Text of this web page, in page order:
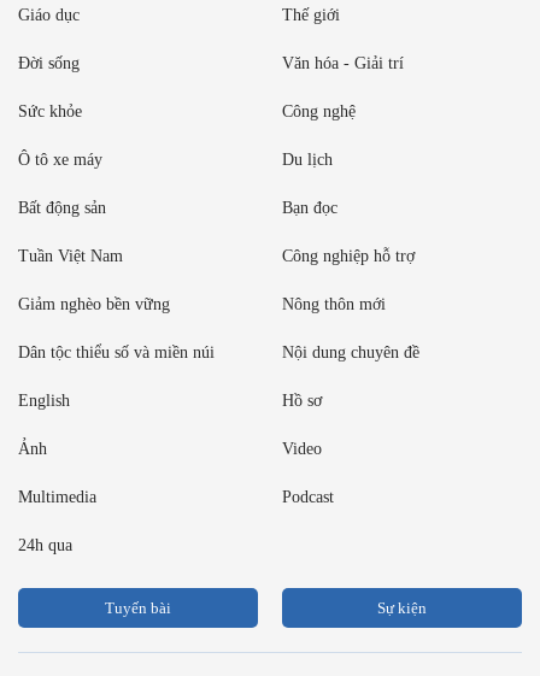
Giáo dục Thế giới
Đời sống Văn hóa - Giải trí
Sức khỏe Công nghệ
Ô tô xe máy Du lịch
Bất động sản Bạn đọc
Tuần Việt Nam Công nghiệp hỗ trợ
Giảm nghèo bền vững Nông thôn mới
Dân tộc thiểu số và miền núi Nội dung chuyên đề
English Hồ sơ
Ảnh Video
Multimedia Podcast
24h qua
Tuyến bài Sự kiện